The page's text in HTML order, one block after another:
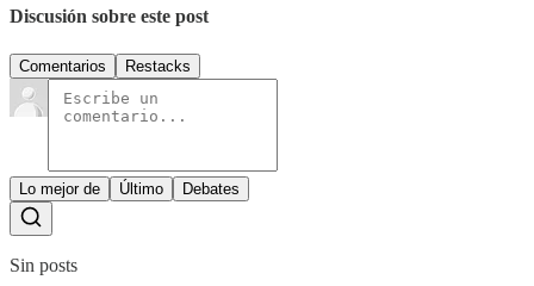
Discusión sobre este post
Comentarios Restacks
Lo mejor de Último Debates
Sin posts